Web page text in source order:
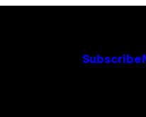
Subscribe